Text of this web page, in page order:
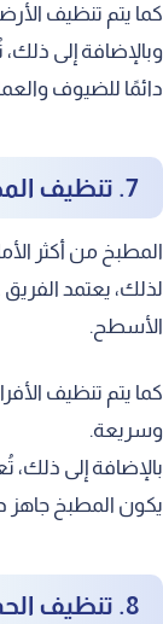
كما يتم تنظيف
وبالإضافة إلى
دائمًا للضيوف
7. تنظيف المطابخ وتعقيمها بالكامل
المطبخ من أكثر
لذلك، يعتمد
الأسطح.
كما يتم تنظيف
وسريعة.
بالإضافة إلى ذلك،
يكون المطبخ جاهز
8. تنظيف الحمامات والعناية بتفاصيلها